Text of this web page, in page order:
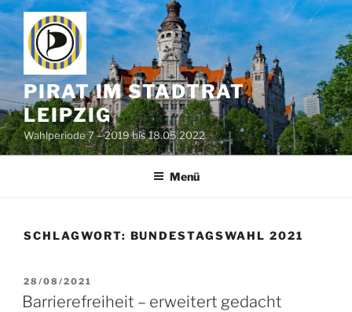
Zum
Inhalt
springen
PIRAT IM STADTRAT
LEIPZIG
Wahlperiode 7 – 2019 bis 18.05.2022
Menü
SCHLAGWORT: BUNDESTAGSWAHL 2021
VERÖFFENTLICHT
AM
28/08/2021
Barrierefreiheit – erweitert gedacht